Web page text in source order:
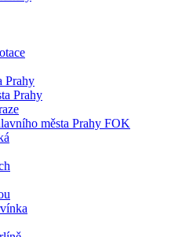
Prahy
Prahy
města Prahy FOK